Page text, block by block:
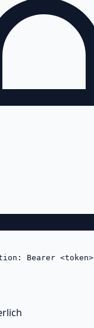
Bearer <token>